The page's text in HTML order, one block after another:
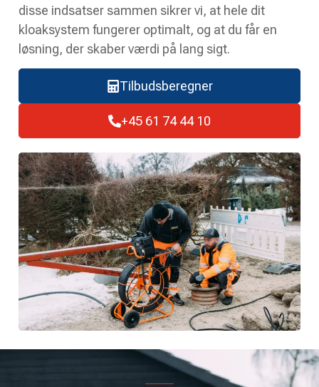
disse indsatser sammen sikrer vi, at hele dit
kloaksystem fungerer optimalt, og at du får en
løsning, der skaber værdi på lang sigt.
Tilbudsberegner
+45 61 74 44 10